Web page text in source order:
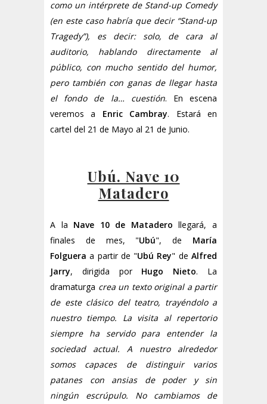
como un intérprete de Stand-up Comedy
(en este caso habría que decir “Stand-up
Tragedy”), es decir: solo, de cara al
auditorio, hablando directamente al
público, con mucho sentido del humor,
pero también con ganas de llegar hasta
el fondo de la… cuestión. En escena
veremos a Enric Cambray. Estará en
cartel del 21 de Mayo al 21 de Junio.
Ubú. Nave 10
Matadero
A la Nave 10 de Matadero llegará, a
finales de mes, "Ubú", de María
Folguera a partir de "Ubú Rey" deAlfred
Jarry, dirigida por Hugo Nieto. La
dramaturga crea un texto original a partir
de este clásico del teatro, trayéndolo a
nuestro tiempo. La visita al repertorio
siempre ha servido para entender la
sociedad actual. A nuestro alrededor
somos capaces de distinguir varios
patanes con ansias de poder y sin
ningún escrúpulo. No cambiamos de